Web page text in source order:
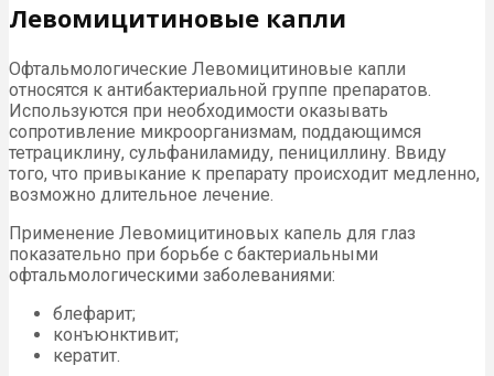
Левомицитиновые капли
Офтальмологические Левомицитиновые капли
относятся к антибактериальной группе препаратов.
Используются при необходимости оказывать
сопротивление микроорганизмам, поддающимся
тетрациклину, сульфаниламиду, пенициллину. Ввиду
того, что привыкание к препарату происходит медленно,
возможно длительное лечение.
Применение Левомицитиновых капель для глаз
показательно при борьбе с бактериальными
офтальмологическими заболеваниями:
блефарит;
конъюнктивит;
кератит.